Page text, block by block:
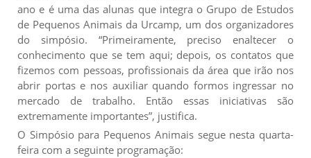
ano e é uma das alunas que integra o Grupo de Estudos
de Pequenos Animais da Urcamp, um dos organizadores
do simpósio. “Primeiramente, preciso enaltecer o
conhecimento que se tem aqui; depois, os contatos que
fizemos com pessoas, profissionais da área que irão nos
abrir portas e nos auxiliar quando formos ingressar no
mercado de trabalho. Então essas iniciativas são
extremamente importantes”, justifica.
O Simpósio para Pequenos Animais segue nesta quarta-
feira com a seguinte programação: